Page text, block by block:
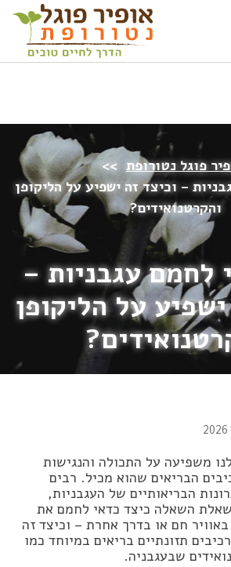
או להתחיל דרך חיים בריאה?
הצטרפו לאתר!
פוגל נטורופת >>
– וכיצד זה ישפיע על הליקופן
והקרטנואידים?
לחמם עגבניות –
על הליקופן
משפיעה על התכולה והנגישות
הבריאים שהוא מכיל. רבים
הבריאותיים של העגבניות,
השאלה כיצד כדאי לחמם את
חם או בדרך אחרת – וכיצד זה
תזונתיים בריאים במיוחד כמו
שבעגבניה.